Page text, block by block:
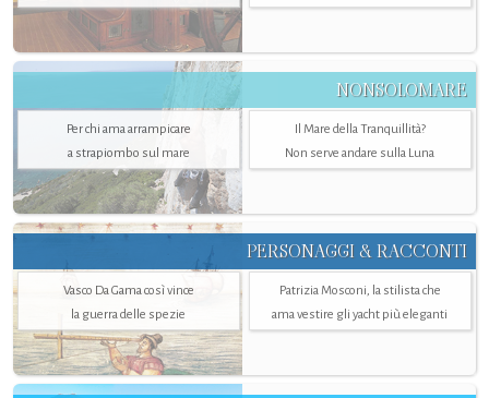
NONSOLOMARE
Per chi ama arrampicare
a strapiombo sul mare
Il Mare della Tranquillità?
Non serve andare sulla Luna
PERSONAGGI & RACCONTI
Vasco Da Gama così vince
la guerra delle spezie
Patrizia Mosconi, la stilista che
ama vestire gli yacht più eleganti